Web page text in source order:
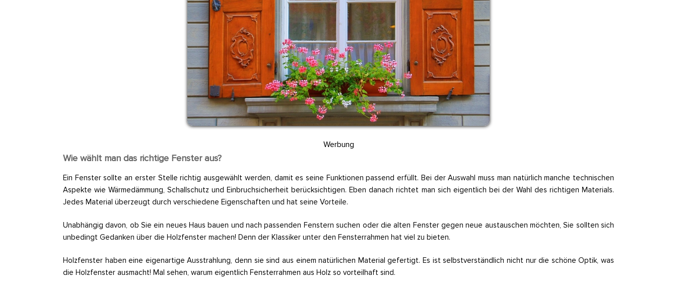
Werbung
Wie wählt man das richtige Fenster aus?
Ein Fenster sollte an erster Stelle richtig ausgewählt werden, damit es seine Funktionen passend erfüllt. Bei der Auswahl muss man natürlich manche technischen
Aspekte wie Wärmedämmung, Schallschutz und Einbruchsicherheit berücksichtigen. Eben danach richtet man sich eigentlich bei der Wahl des richtigen Materials.
Jedes Material überzeugt durch verschiedene Eigenschaften und hat seine Vorteile.
Unabhängig davon, ob Sie ein neues Haus bauen und nach passenden Fenstern suchen oder die alten Fenster gegen neue austauschen möchten, Sie sollten sich
unbedingt Gedanken über die Holzfenster machen! Denn der Klassiker unter den Fensterrahmen hat viel zu bieten.
Holzfenster haben eine eigenartige Ausstrahlung, denn sie sind aus einem natürlichen Material gefertigt. Es ist selbstverständlich nicht nur die schöne Optik, was
die Holzfenster ausmacht! Mal sehen, warum eigentlich Fensterrahmen aus Holz so vorteilhaft sind.